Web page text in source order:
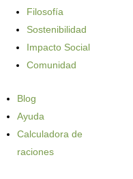
Filosofía
Sostenibilidad
Impacto Social
Comunidad
Blog
Ayuda
Calculadora de
raciones